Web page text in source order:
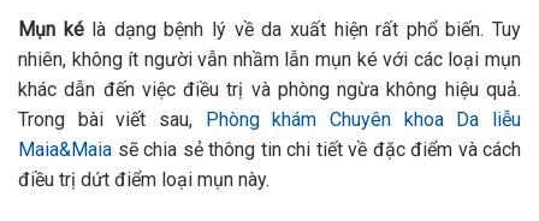
Mụn kélà dạng bệnh lý về da xuất hiện rất phổ biến. Tuy
nhiên, không ít người vẫn nhầm lẫn mụn ké với các loại mụn
khác dẫn đến việc điều trị và phòng ngừa không hiệu quả.
Trong bài viết sau,
Phòng khám Chuyên khoa Da liễu
Maia&Maia sẽ chia sẻ thông tin chi tiết về đặc điểm và cách
điều trị dứt điểm loại mụn này.